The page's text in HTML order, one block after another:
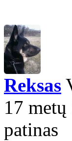
Reksas
17 metų
patinas